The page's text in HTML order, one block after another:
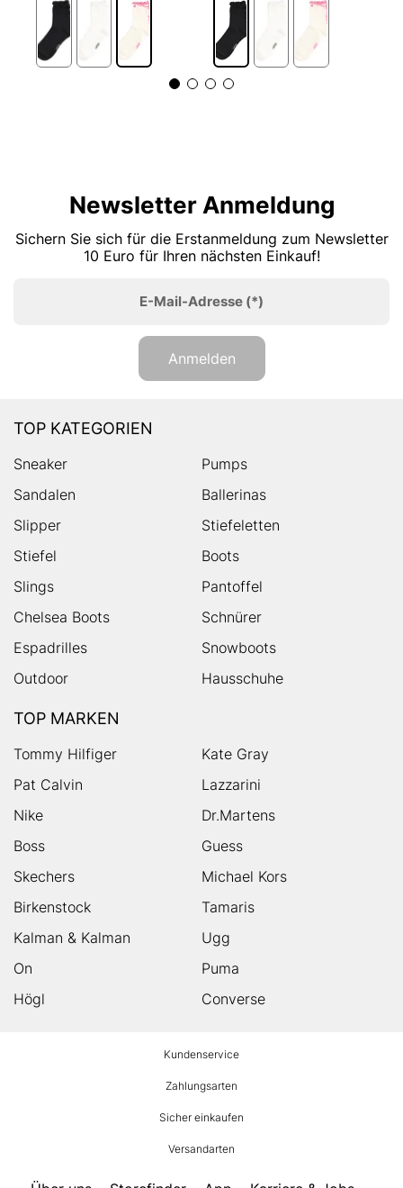
Newsletter Anmeldung
Sichern Sie sich für die Erstanmeldung zum Newsletter
10 Euro für Ihren nächsten Einkauf!
E-Mail-Adresse (*)
Anmelden
TOP KATEGORIEN
Sneaker
Pumps
Sandalen
Ballerinas
Slipper
Stiefeletten
Stiefel
Boots
Slings
Pantoffel
Chelsea Boots
Schnürer
Espadrilles
Snowboots
Outdoor
Hausschuhe
TOP MARKEN
Tommy Hilfiger
Kate Gray
Pat Calvin
Lazzarini
Nike
Dr.Martens
Boss
Guess
Skechers
Michael Kors
Birkenstock
Tamaris
Kalman & Kalman
Ugg
On
Puma
Högl
Converse
Kundenservice
Zahlungsarten
Sicher einkaufen
Versandarten